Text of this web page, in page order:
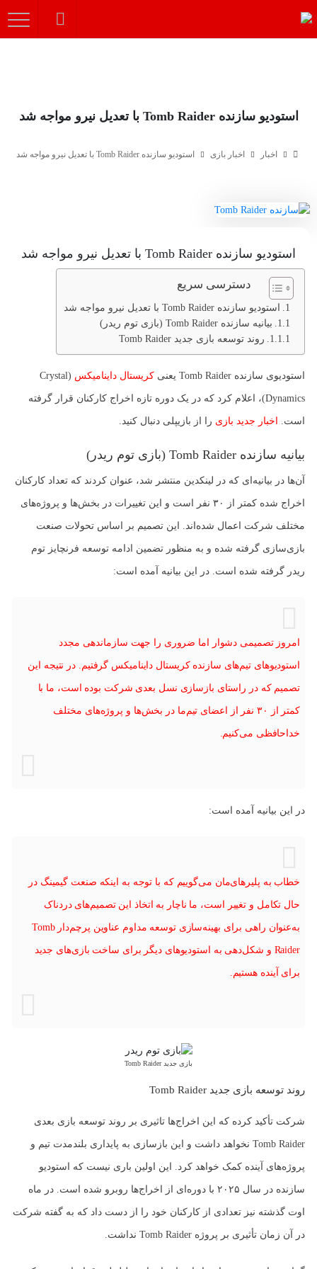
استودیو سازنده Tomb Raider با تعدیل نیرو مواجه شد
اخبار اخبار بازی استودیو سازنده Tomb Raider با تعدیل نیرو مواجه شد
استودیو سازنده Tomb Raider با تعدیل نیرو مواجه شد
دسترسی سریع
استودیو سازنده Tomb Raider با تعدیل نیرو مواجه شد
بیانیه سازنده Tomb Raider (بازی توم ریدر)
روند توسعه بازی جدید Tomb Raider
استودیوی سازنده Tomb Raider یعنی کریستال داینامیکس (Crystal
Dynamics)، اعلام کرد که در یک دوره تازه اخراج کارکنان قرار گرفته
است. اخبار جدید بازی را از بازیپلی دنبال کنید.
بیانیه سازنده Tomb Raider (بازی توم ریدر)
آن‌ها در بیانیه‌ای که در لینکدین منتشر شد، عنوان کردند که تعداد کارکنان
اخراج شده کمتر از ۳۰ نفر است و این تغییرات در بخش‌ها و پروژه‌های
مختلف شرکت اعمال شده‌اند. این تصمیم بر اساس تحولات صنعت
بازی‌سازی گرفته شده و به منظور تضمین ادامه توسعه فرنچایز توم
ریدر گرفته شده است.​ در این بیانیه آمده است:
امروز تصمیمی دشوار اما ضروری را جهت سازماندهی مجدد
استودیوهای تیم‌های سازنده کریستال داینامیکس گرفتیم. در نتیجه این
تصمیم که در راستای بازسازی نسل بعدی شرکت بوده است، ما با
کمتر از ۳۰ نفر از اعضای تیم‌ما در بخش‌ها و پروژه‌های مختلف
خداحافظی می‌کنیم.
در این بیانیه آمده است:
خطاب به پلیرهای‌مان می‌گوییم که با توجه به اینکه صنعت گیمینگ در
حال تکامل و تغییر است، ما ناچار به اتخاذ این تصمیم‌های دردناک
به‌عنوان راهی برای بهینه‌سازی توسعه مداوم عناوین پرچم‌دار Tomb
Raider و شکل‌دهی به استودیوهای دیگر برای ساخت بازی‌های جدید
برای آینده هستیم.
بازی جدید Tomb Raider
روند توسعه بازی جدید Tomb Raider
شرکت تأکید کرده که این اخراج‌ها تاثیری بر روند توسعه بازی بعدی
Tomb Raider نخواهد داشت و این بازسازی به پایداری بلندمدت تیم و
پروژه‌های آینده کمک خواهد کرد. این اولین باری نیست که استودیو
سازنده در سال ۲۰۲۵ با دوره‌ای از اخراج‌ها روبرو شده است. در ماه
اوت گذشته نیز تعدادی از کارکنان خود را از دست داد که به گفته شرکت
در آن زمان تأثیری بر پروژه Tomb Raider نداشت.